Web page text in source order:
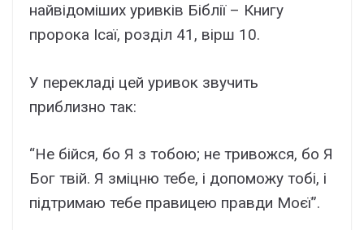
найвідоміших уривків Біблії – Книгу
пророка Ісаї, розділ 41, вірш 10.
У перекладі цей уривок звучить
приблизно так:
“Не бійся, бо Я з тобою; не тривожся, бо Я
Бог твій. Я зміцню тебе, і допоможу тобі, і
підтримаю тебе правицею правди Моєї”.